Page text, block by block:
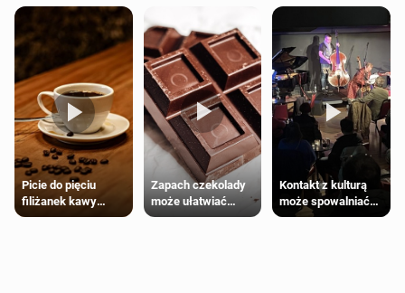
Picie do pięciu
filiżanek kawy
dziennie jest
Zapach czekolady
może ułatwiać
trening siłowy
Kontakt z kulturą
może spowalniać
starzenie